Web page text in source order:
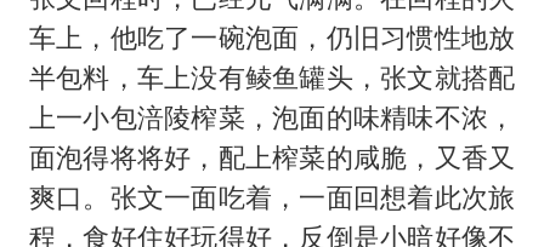
车上，他吃了一碗泡面，仍旧习惯性地放
半包料，车上没有鲮鱼罐头，张文就搭配
上一小包涪陵榨菜，泡面的味精味不浓，
面泡得将将好，配上榨菜的咸脆，又香又
爽口。张文一面吃着，一面回想着此次旅
程，食好住好玩得好，反倒是小暗好像不